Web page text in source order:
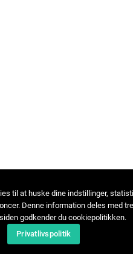
til at huske dine indstillinger,
Denne information deles med
godkender du cookiepolitikken.
Privatlivspolitik